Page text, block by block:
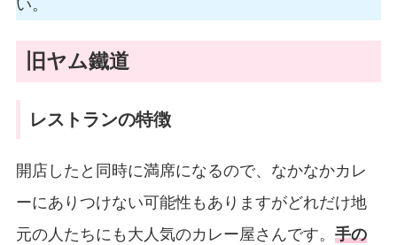
旧ヤム鐵道
レストランの特徴
開店したと同時に満席になるので、なかなかカレ
ーにありつけない可能性もありますがどれだけ地
元の人たちにも大人気のカレー屋さんです。 手の